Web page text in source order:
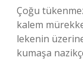
Çoğu
kalem
lekenin
kumaşa